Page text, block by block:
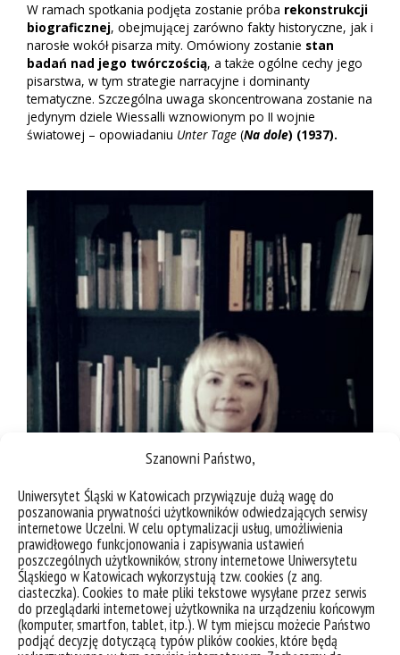
Szanowni Państwo,
Uniwersytet Śląski w Katowicach przywiązuje dużą wagę do
poszanowania prywatności użytkowników odwiedzających serwisy
internetowe Uczelni. W celu optymalizacji usług, umożliwienia
prawidłowego funkcjonowania i zapisywania ustawień
poszczególnych użytkowników, strony internetowe Uniwersytetu
Śląskiego w Katowicach wykorzystują tzw. cookies (z ang.
ciasteczka). Cookies to małe pliki tekstowe wysyłane przez serwis
do przeglądarki internetowej użytkownika na urządzeniu końcowym
(komputer, smartfon, tablet, itp.). W tym miejscu możecie Państwo
podjąć decyzję dotyczącą typów plików cookies, które będą
W ramach spotkania podjęta zostanie próba rekonstrukcji
biograficznej, obejmującej zarówno fakty historyczne, jak i
narosłe wokół pisarza mity. Omówiony zostanie stan
badań nad jego twórczością, a także ogólne cechy jego
pisarstwa, w tym strategie narracyjne i dominanty
tematyczne. Szczególna uwaga skoncentrowana zostanie na
jedynym dziele Wiessalli wznowionym po II wojnie
światowej – opowiadaniu Unter Tage (Na dole) (1937).
dr hab. Nina Nowara-Matusik, prof. UŚ–
literaturoznawczyni, germanistka i tłumaczka. W pracy